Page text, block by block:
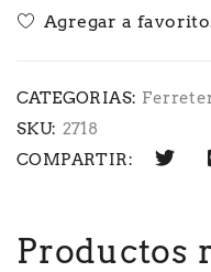
CATEGORIAS:
SKU: 2718
COMPARTIR:
Productos